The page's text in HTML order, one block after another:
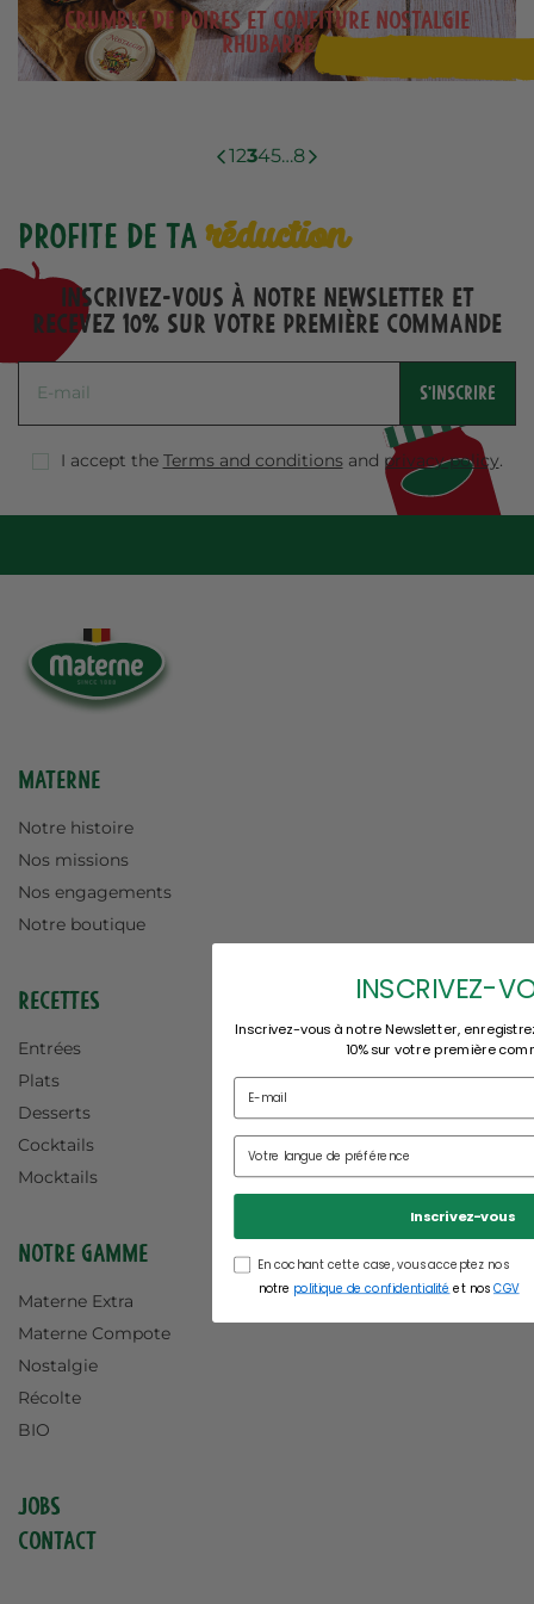
Crumble de poires et confiture Nostalgie
Rhubarbe
12345…8
Profite de taréduction
Inscrivez-vous à notre Newsletter et
recevez 10% sur votre première commande
S'INSCRIRE
I accept the Terms and conditionsand privacy policy.
Materne
Notre histoire
Nos missions
Nos engagements
Notre boutique
Recettes
Entrées
Plats
Desserts
Cocktails
Mocktails
Notre gamme
Materne Extra
Materne Compote
Nostalgie
Récolte
BIO
Jobs
Contact
INSCRIVEZ-
Inscrivez-vous à notre Newsletter,
10% sur votre première
Inscrivez-vous
En cochant cette case, vous acceptez nos
notre politique de confidentialité et nos CGV